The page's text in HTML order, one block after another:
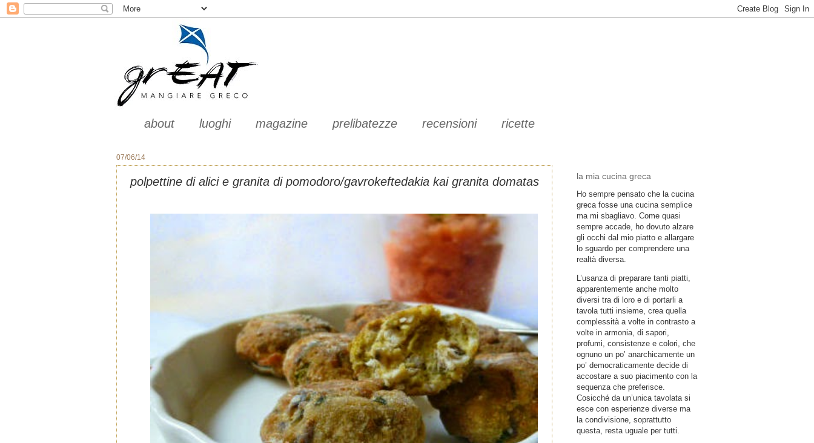
about luoghi magazine prelibatezze recensioni ricette
07/06/14
polpettine di alici e granita di pomodoro/gavrokeftedakia kai granita domatas la mia cucina greca
Ho sempre pensato che la cucina
greca fosse una cucina semplice
ma mi sbagliavo. Come quasi
sempre accade, ho dovuto alzare
gli occhi dal mio piatto e allargare
lo sguardo per comprendere una
realtà diversa.
L’usanza di preparare tanti piatti,
apparentemente anche molto
diversi tra di loro e di portarli a
tavola tutti insieme, crea quella
complessità a volte in contrasto a
volte in armonia, di sapori,
profumi, consistenze e colori, che
ognuno un po’ anarchicamente un
po’ democraticamente decide di
accostare a suo piacimento con la
sequenza che preferisce.
Cosicché da un’unica tavolata si
esce con esperienze diverse ma
la condivisione, soprattutto
questa, resta uguale per tutti.